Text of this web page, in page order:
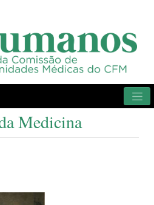
Medicina